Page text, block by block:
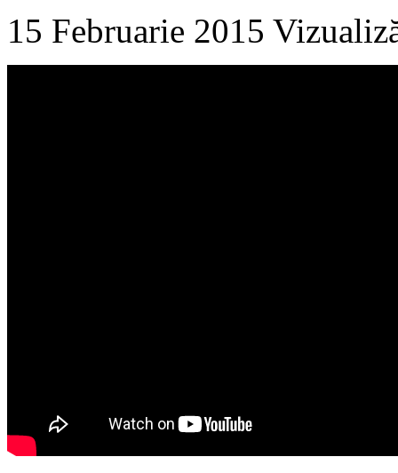
15 Februarie 2015